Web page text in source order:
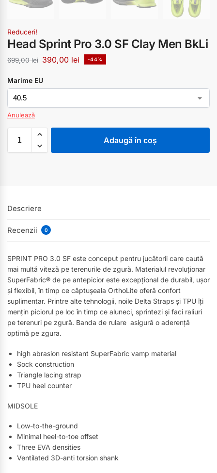
Reduceri!
Head Sprint Pro 3.0 SF Clay Men BkLi
699,00lei 390,00 lei -44%
Marime EU
Anulează
Adaugă în coș
Descriere
Recenzii 0
SPRINT PRO 3.0 SF este conceput pentru jucătorii care caută
mai multă viteză pe terenurile de zgură. Materialul revoluționar
SuperFabric® de pe antepicior este excepțional de durabil, ușor
și flexibil, în timp ce căptușeala OrthoLite oferă confort
suplimentar. Printre alte tehnologii, noile Delta Straps și TPU îți
mențin piciorul pe loc în timp ce aluneci, sprintezi și faci raliuri
pe terenuri pe zgură. Banda de rulare asigură o aderență
optimă pe zgura.
high abrasion resistant SuperFabric vamp material
Sock construction
Triangle lacing strap
TPU heel counter
MIDSOLE
Low-to-the-ground
Minimal heel-to-toe offset
Three EVA densities
Ventilated 3D-anti torsion shank